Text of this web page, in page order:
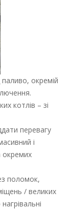
паливо, окремій
котлів – зі
перевагу
і
окремих
поломок,
/ великих